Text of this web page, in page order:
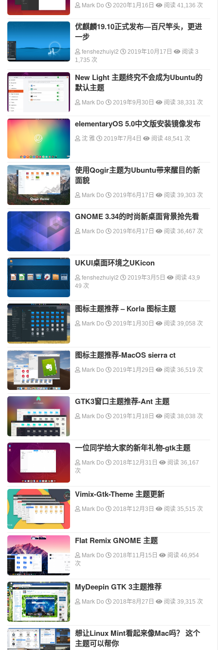
Mark Do 2020年1月16日 阅读 41,136 次
优麒麟19.10正式发布—百尺竿头，更进
一步
fenshezhuiyi2 2019年10月17日
阅读 3
1,735 次
New Light 主题终究不会成为Ubuntu的
默认主题
Mark Do 2019年9月30日 阅读 38,331 次
elementaryOS 5.0中文版安装镜像发布
沈 雅 2019年7月4日 阅读 48,541 次
使用Qogir主题为Ubuntu带来醒目的新
面貌
Mark Do 2019年6月17日 阅读 39,303 次
GNOME 3.34的时尚新桌面背景抢先看
Mark Do 2019年6月17日 阅读 36,467 次
UKUI桌面环境之UKicon
fenshezhuiyi2 2019年3月5日
阅读 43,9
49 次
图标主题推荐 – Korla 图标主题
Mark Do 2019年1月30日 阅读 39,058 次
图标主题推荐-MacOS sierra ct
Mark Do 2019年1月29日 阅读 36,519 次
GTK3窗口主题推荐-Ant 主题
Mark Do 2019年1月18日 阅读 38,038 次
一位同学给大家的新年礼物-gtk主题
Mark Do 2018年12月31日
阅读 36,167
次
Vimix-Gtk-Theme 主题更新
Mark Do 2018年12月3日 阅读 35,515 次
Flat Remix GNOME 主题
Mark Do 2018年11月15日
阅读 46,954
次
MyDeepin GTK 3主题推荐
Mark Do 2018年8月27日 阅读 39,315 次
想让Linux Mint看起来像Mac吗？ 这个
主题可以帮你